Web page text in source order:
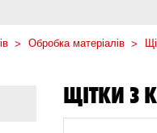
Обробка матеріалів
ЩІТКИ З